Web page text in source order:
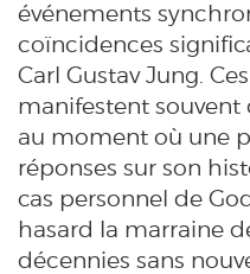
événements
coïncidences
Carl Gustav Jung.
manifestent souvent
au moment où une
réponses sur son
cas personnel de
hasard la marraine
décennies sans